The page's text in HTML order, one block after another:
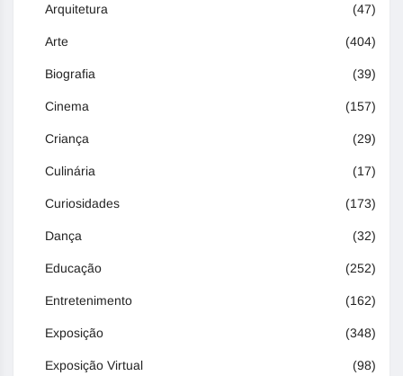
Arquitetura (47)
Arte (404)
Biografia (39)
Cinema (157)
Criança (29)
Culinária (17)
Curiosidades (173)
Dança (32)
Educação (252)
Entretenimento (162)
Exposição (348)
Exposição Virtual (98)